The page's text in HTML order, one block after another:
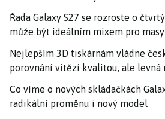
Řada Galaxy S27 se rozroste o
může být ideálním mixem pro
Nejlepším 3D tiskárnám vládne
porovnání vítězí kvalitou, ale levná
Co víme o nových skládačkách
radikální proměnu i nový model